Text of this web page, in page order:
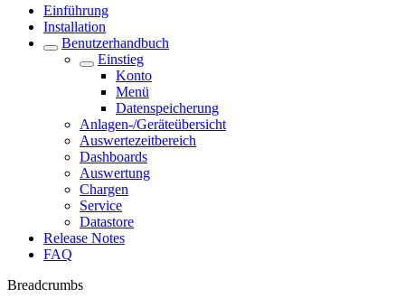
Einführung
Installation
Benutzerhandbuch
Einstieg
Konto
Menü
Datenspeicherung
Anlagen-/Geräteübersicht
Auswertezeitbereich
Dashboards
Auswertung
Chargen
Service
Datastore
Release Notes
FAQ
Breadcrumbs